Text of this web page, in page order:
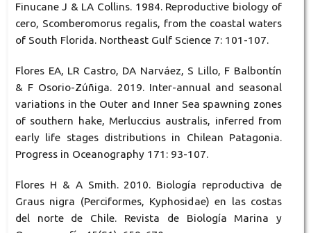
Finucane J & LA Collins. 1984. Reproductive biology of
cero, Scomberomorus regalis, from the coastal waters
of South Florida. Northeast Gulf Science 7: 101-107.
Flores EA, LR Castro, DA Narváez, S Lillo, F Balbontín
& F Osorio-Zúñiga. 2019. Inter-annual and seasonal
variations in the Outer and Inner Sea spawning zones
of southern hake, Merluccius australis, inferred from
early life stages distributions in Chilean Patagonia.
Progress in Oceanography 171: 93-107.
Flores H & A Smith. 2010. Biología reproductiva de
Graus nigra (Perciformes, Kyphosidae) en las costas
del norte de Chile. Revista de Biología Marina y